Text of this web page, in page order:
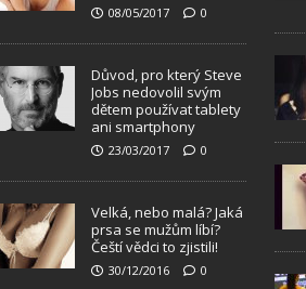
08/05/2017 0
Důvod, pro který Steve
Jobs nedovolil svým
dětem používat tablety
ani smartphony
23/03/2017 0
Velká, nebo malá? Jaká
prsa se mužům líbí?
Čeští vědci to zjistili!
30/12/2016 0